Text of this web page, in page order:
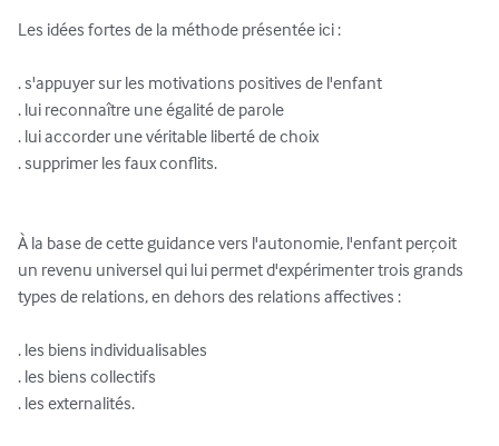
Les idées fortes de la méthode présentée ici :
. s'appuyer sur les motivations positives de l'enfant
. lui reconnaître une égalité de parole
. lui accorder une véritable liberté de choix
. supprimer les faux conflits.
À la base de cette guidance vers l'autonomie, l'enfant perçoit
un revenu universel qui lui permet d'expérimenter trois grands
types de relations, en dehors des relations affectives :
. les biens individualisables
. les biens collectifs
. les externalités.